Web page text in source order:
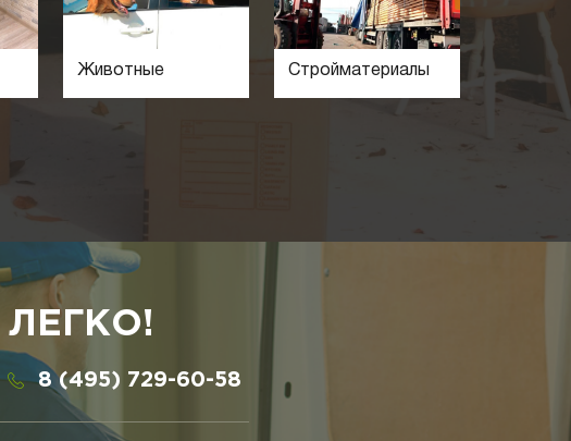
Животные Стройматериалы
ЛЕГКО!
8 (495) 729-60-58